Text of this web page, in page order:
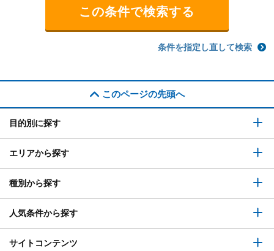
条件を指定し直して検索
このページの先頭へ
目的別に探す
エリアから探す
種別から探す
人気条件から探す
サイトコンテンツ